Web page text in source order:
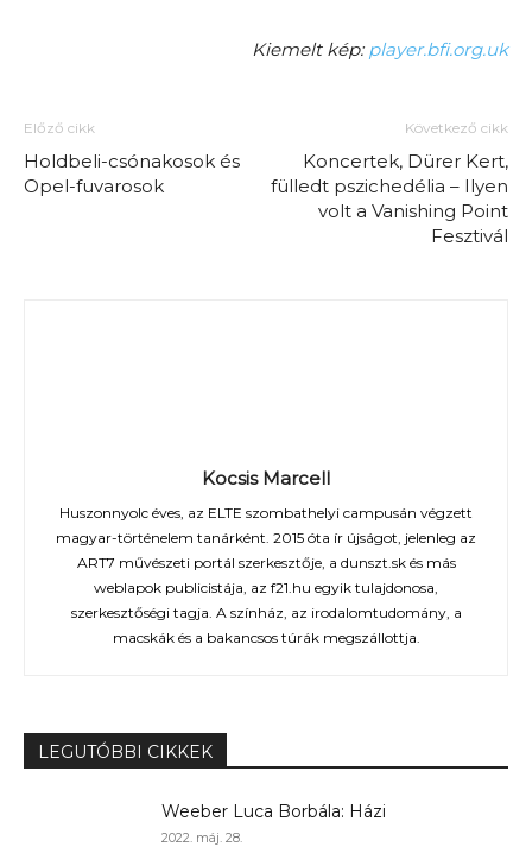
Kiemelt kép:player.bfi.org.uk
Előző cikk
Holdbeli-csónakosok és
Opel-fuvarosok
Következő cikk
Koncertek, Dürer Kert,
fülledt pszichedélia – Ilyen
volt a Vanishing Point
Fesztivál
Kocsis Marcell
Huszonnyolc éves, az ELTE szombathelyi campusán végzett
magyar-történelem tanárként. 2015 óta ír újságot, jelenleg az
ART7 művészeti portál szerkesztője, a dunszt.sk és más
weblapok publicistája, az f21.hu egyik tulajdonosa,
szerkesztőségi tagja. A színház, az irodalomtudomány, a
macskák és a bakancsos túrák megszállottja.
LEGUTÓBBI CIKKEK
Weeber Luca Borbála: Házi
2022. máj. 28.